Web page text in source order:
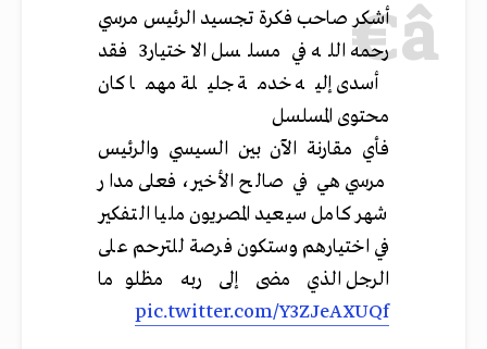
أشكر صاحب فكرة تجسيد الرئيس مرسي
رحمه الله في مسلسل الاختيار3 فقد
أسدى إليه خدمة جليلة مهما كان
محتوى المسلسل
فأي مقارنة الآن بين السيسي والرئيس
مرسي هي في صالح الأخير، فعلى مدار
شهر كامل سيعيد المصريون مليا التفكير
في اختيارهم وستكون فرصة للترحم على
الرجل الذي مضى إلى ربه مظلوما
pic.twitter.com/Y3ZJeAXUQf